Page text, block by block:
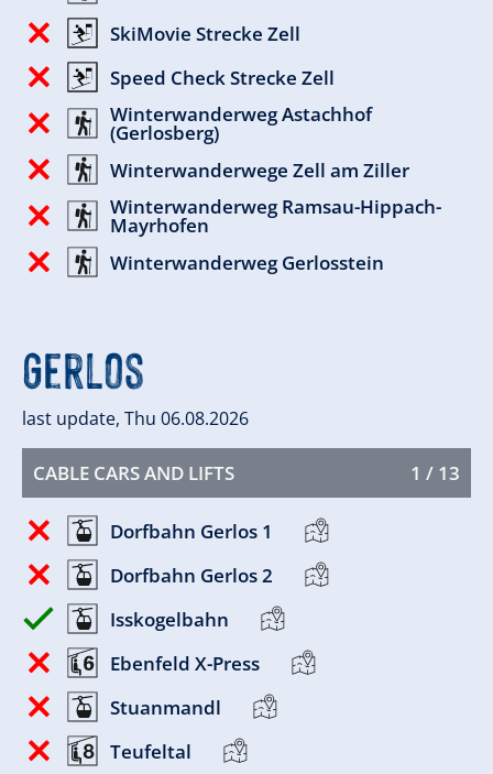
SkiMovie Strecke Zell
Speed Check Strecke Zell
Winterwanderweg Astachhof
(Gerlosberg)
Winterwanderwege Zell am Ziller
Winterwanderweg Ramsau-Hippach-
Mayrhofen
Winterwanderweg Gerlosstein
Gerlos
last update, Thu 06.08.2026
CABLE CARS AND LIFTS 1 / 13
Dorfbahn Gerlos 1
Dorfbahn Gerlos 2
Isskogelbahn
Ebenfeld X-Press
Stuanmandl
Teufeltal